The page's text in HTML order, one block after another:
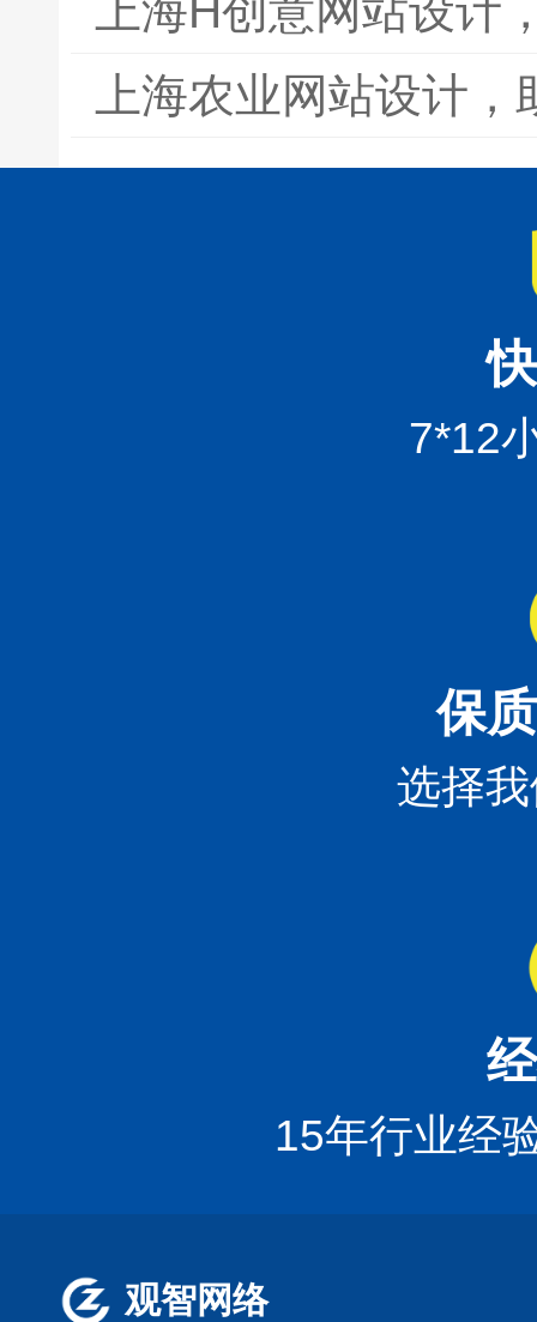
上海H创意网站设计
上海农业网站设计
7*12
保
选择
15年行业经
观智网络